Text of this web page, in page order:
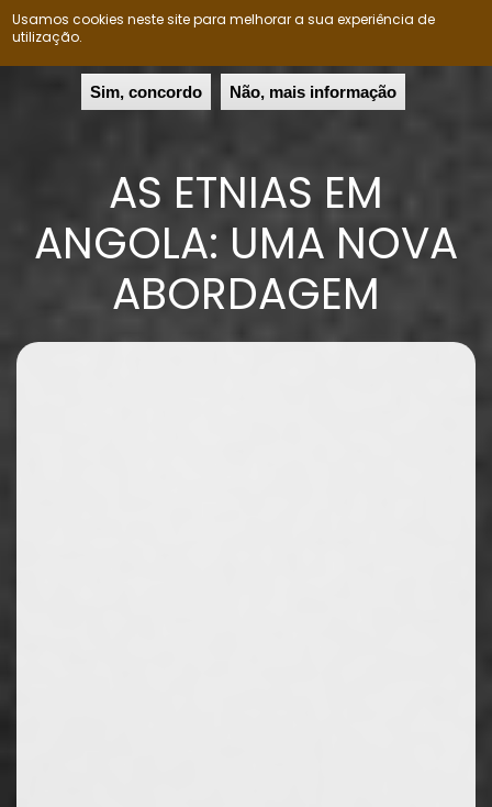
Usamos cookies neste site para melhorar a sua experiência de
utilização.
Sim, concordo Não, mais informação
Nação Ovimbundu
AS ETNIAS EM
ANGOLA: UMA NOVA
ABORDAGEM